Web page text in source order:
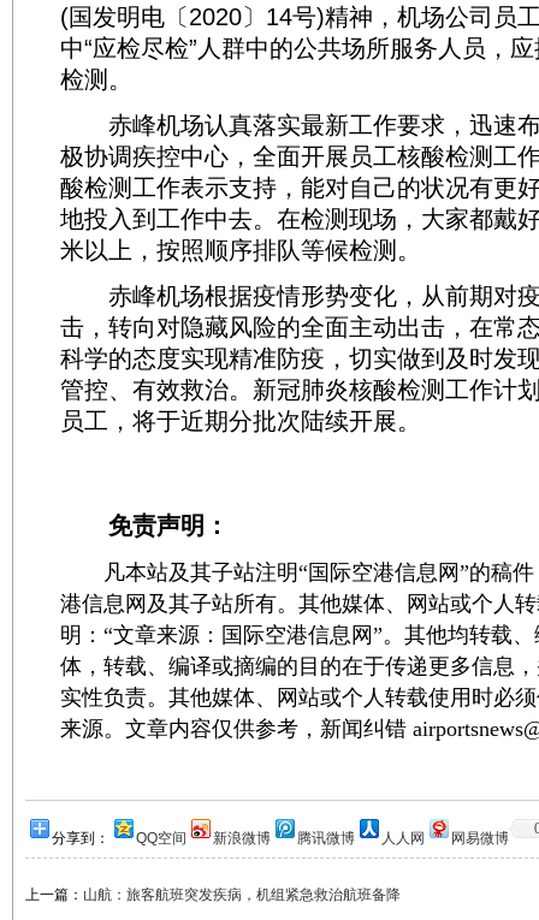
(国发明电〔2020〕14号)精神，机场公司员
中“应检尽检”人群中的公共场所服务人员，
检测。
赤峰机场认真落实最新工作要求，迅速
极协调疾控中心，全面开展员工核酸检测工
酸检测工作表示支持，能对自己的状况有更
地投入到工作中去。在检测现场，大家都戴
米以上，按照顺序排队等候检测。
赤峰机场根据疫情形势变化，从前期对
击，转向对隐藏风险的全面主动出击，在常
科学的态度实现精准防疫，切实做到及时发
管控、有效救治。新冠肺炎核酸检测工作计
员工，将于近期分批次陆续开展。
免责声明：
凡本站及其子站注明“国际空港信息网”的稿件
港信息网及其子站所有。其他媒体、网站或个人
明：“文章来源：国际空港信息网”。其他均转载
体，转载、编译或摘编的目的在于传递更多信息
实性负责。其他媒体、网站或个人转载使用时必
来源。文章内容仅供参考，新闻纠错
分享到： QQ空间 新浪微博 腾讯微博 人人网 网易微博
上一篇： 山航：旅客航班突发疾病，机组紧急救治航班备降